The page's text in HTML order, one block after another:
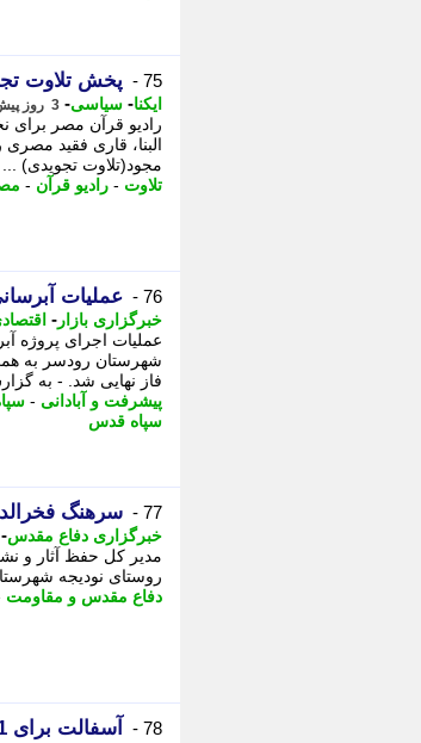
75 - پخش تلاوت
ایکنا- سیاسی- 3 روز پیش - چهارشنبه 14 مرداد 1405، 12:32
رادیو قرآن مصر برای
البنا، قاری فقید
مجود(تلاوت تجویدی) ...
تلاوت - رادیو قرآن -
76 - عملیات آبرسانی به 5 روستای اشکورات رودسر
خبرگزاری بازار -
عملیات اجرای پروژه
شهرستان رودسر به
فاز نهایی شد. - به
پیشرفت و آبادانی -
سپاه قدس
77 - سرهنگ
خبرگزاری دفاع مقدس-
روستای نودیجه
دفاع مقدس و مقاومت
78 - آسفالت برای 11 روستای خراسان جنوبی؛ 473 خانوار از راه بهسازی شده بهره مند شدند